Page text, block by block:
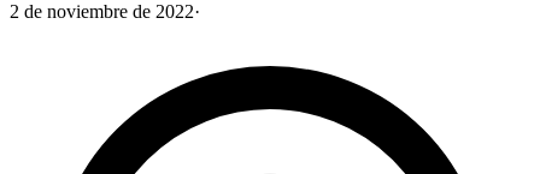
2 de noviembre de 2022·